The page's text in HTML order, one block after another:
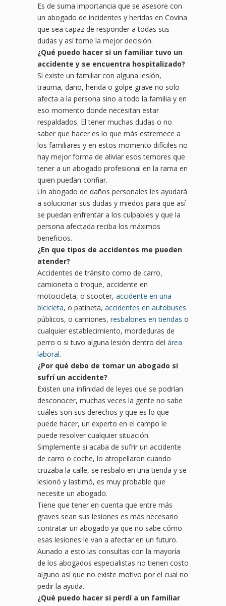
Es de suma importancia que se asesore con
un abogado de incidentes y heridas en Covina
que sea capaz de responder a todas sus
dudas y así tome la mejor decisión.
¿Qué puedo hacer si un familiar tuvo un
accidente y se encuentra hospitalizado?
Si existe un familiar con alguna lesión,
trauma, daño, herida o golpe grave no solo
afecta a la persona sino a todo la familia y en
eso momento donde necesitan estar
respaldados. El tener muchas dudas o no
saber que hacer es lo que más estremece a
los familiares y en estos momento difíciles no
hay mejor forma de aliviar esos temores que
tener a un abogado profesional en la rama en
quien puedan confiar.
Un abogado de daños personales les ayudará
a solucionar sus dudas y miedos para que así
se puedan enfrentar a los culpables y que la
persona afectada reciba los máximos
beneficios.
¿En que tipos de accidentes me pueden
atender?
Accidentes de tránsito como de carro,
camioneta o troque, accidente en
motocicleta, o scooter, accidente en una
bicicleta, o patineta, accidentes en autobuses
públicos, o camiones, resbalones en tiendas o
cualquier establecimiento, mordeduras de
perro o si tuvo alguna lesión dentro del área
laboral.
¿Por qué debo de tomar un abogado si
sufrí un accidente?
Existen una infinidad de leyes que se podrían
desconocer, muchas veces la gente no sabe
cuáles son sus derechos y que es lo que
puede hacer, un experto en el campo le
puede resolver cualquier situación.
Simplemente si acaba de sufrir un accidente
de carro o coche, lo atropellaron cuando
cruzaba la calle, se resbalo en una tienda y se
lesionó y lastimó, es muy probable que
necesite un abogado.
Tiene que tener en cuenta que entre más
graves sean sus lesiones es más necesario
contratar un abogado ya que no sabe cómo
esas lesiones le van a afectar en un futuro.
Aunado a esto las consultas con la mayoría
de los abogados especialistas no tienen costo
alguno así que no existe motivo por el cual no
pedir la ayuda.
¿Qué puedo hacer si perdí a un familiar